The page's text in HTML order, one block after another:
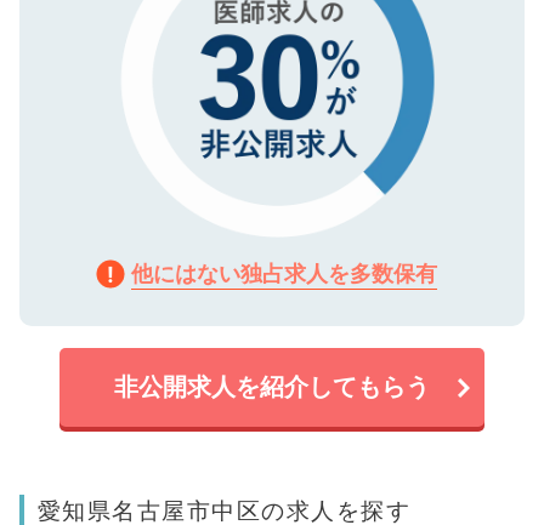
他にはない独占求人を多数保有
非公開求人を紹介してもらう
愛知県名古屋市中区の求人を探す